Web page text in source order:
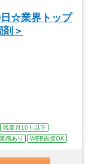
日☆業界トップ
＞
残業月10ｈ以下
務あり WEB面接OK